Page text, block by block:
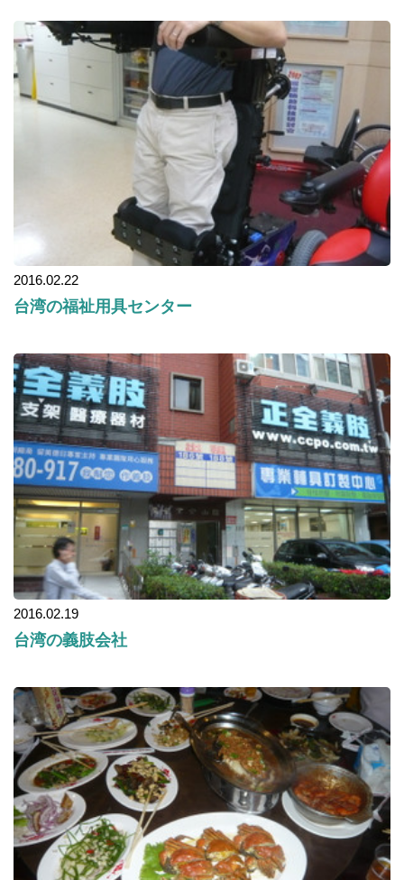
2016.02.22
台湾の福祉用具センター
2016.02.19
台湾の義肢会社